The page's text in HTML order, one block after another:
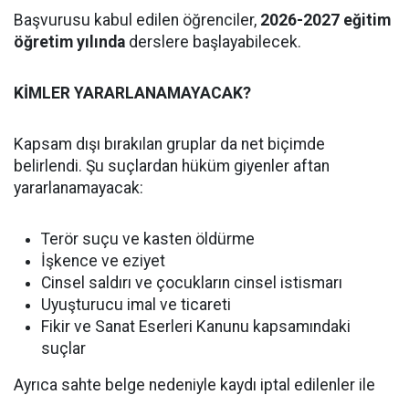
Başvurusu kabul edilen öğrenciler, 2026-2027 eğitim
öğretim yılında derslere başlayabilecek.
KİMLER YARARLANAMAYACAK?
Kapsam dışı bırakılan gruplar da net biçimde
belirlendi. Şu suçlardan hüküm giyenler aftan
yararlanamayacak:
Terör suçu ve kasten öldürme
İşkence ve eziyet
Cinsel saldırı ve çocukların cinsel istismarı
Uyuşturucu imal ve ticareti
Fikir ve Sanat Eserleri Kanunu kapsamındaki
suçlar
Ayrıca sahte belge nedeniyle kaydı iptal edilenler ile